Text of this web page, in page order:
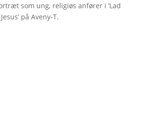
som ung, religiøs anfører i ’Lad
på Aveny-T.